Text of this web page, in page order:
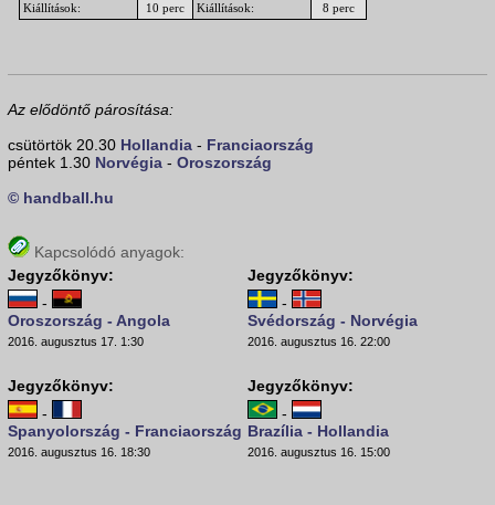
Kiállítások:
10 perc Kiállítások: 8 perc
Az elődöntő párosítása:
csütörtök 20.30 Hollandia - Franciaország
péntek 1.30 Norvégia - Oroszország
© handball.hu
Kapcsolódó anyagok:
Jegyzőkönyv:
-
Oroszország - Angola
2016. augusztus 17. 1:30
Jegyzőkönyv:
-
Svédország - Norvégia
2016. augusztus 16. 22:00
Jegyzőkönyv:
-
Spanyolország - Franciaország
2016. augusztus 16. 18:30
Jegyzőkönyv:
-
Brazília - Hollandia
2016. augusztus 16. 15:00